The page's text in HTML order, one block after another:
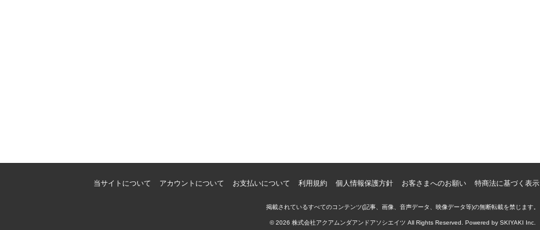
当サイトについて アカウントについて お支払いについて 利用規約 個人情報保護方針 お客さまへのお願い 特商法に基づく表示
掲載されているすべてのコンテンツ(記事、画像、音声データ、映像データ等)の無断転載を禁じます。
© 2026 株式会社アクアムンダアンドアソシエイツ All Rights Reserved. Powered by SKIYAKI Inc.